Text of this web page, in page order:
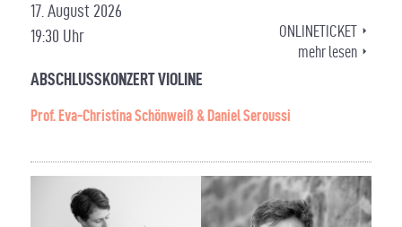
17. August 2026
19:30 Uhr
ABSCHLUSSKONZERT VIOLINE
Prof. Eva-Christina Schönweiß & Daniel Seroussi
ONLINETICKET
mehr lesen